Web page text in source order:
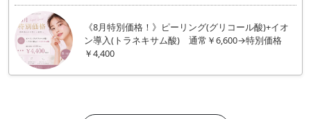
《8月特別価格！》ピーリング(グリコール酸)+イオ
ン導入(トラネキサム酸) 通常￥6,600→特別価格
￥4,400